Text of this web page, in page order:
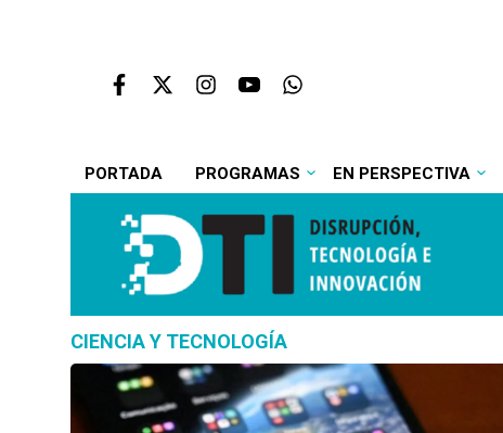
PORTADA PROGRAMAS EN PERSPECTIVA
CIENCIA Y TECNOLOGÍA